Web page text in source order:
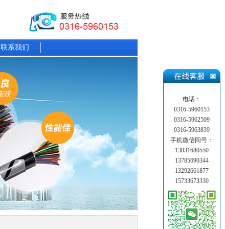
联系我们
电话：
0316-5960153
0316-5962509
0316-5963839
手机微信同号：
13831680550
13785690344
13292661877
15733673330